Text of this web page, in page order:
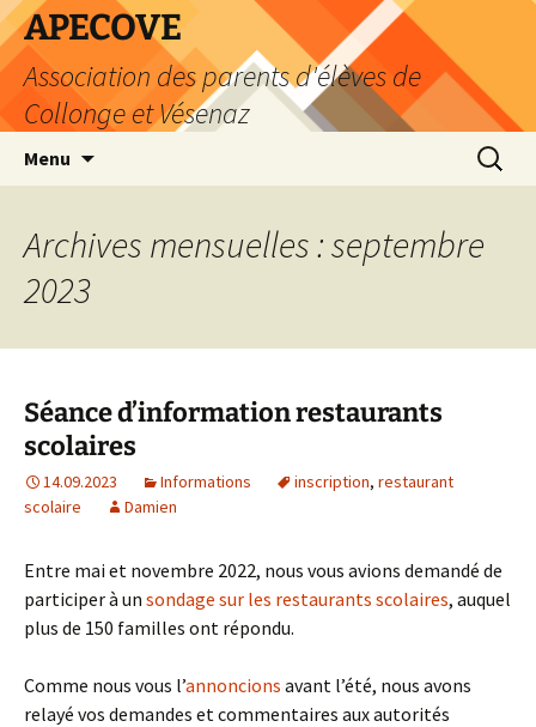
Aller
au
contenu
APECOVE
Association des parents d'élèves de
Collonge et Vésenaz
Menu
Archives mensuelles : septembre
2023
Séance d’information restaurants
scolaires
14.09.2023 Informations inscription, restaurant
scolaire
Damien
Entre mai et novembre 2022, nous vous avions demandé de
participer à un sondage sur les restaurants scolaires, auquel
plus de 150 familles ont répondu.
Comme nous vous l’annoncions avant l’été, nous avons
relayé vos demandes et commentaires aux autorités